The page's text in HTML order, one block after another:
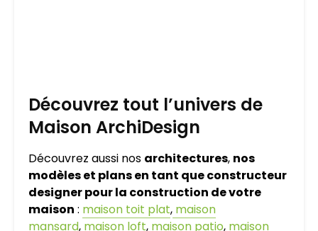
Découvrez tout l’univers de
Maison ArchiDesign
Découvrez aussi nos architectures, nos
modèles et plans en tant que constructeur
designer pour la construction de votre
maison : maison toit plat, maison
mansard, maison loft, maison patio, maison